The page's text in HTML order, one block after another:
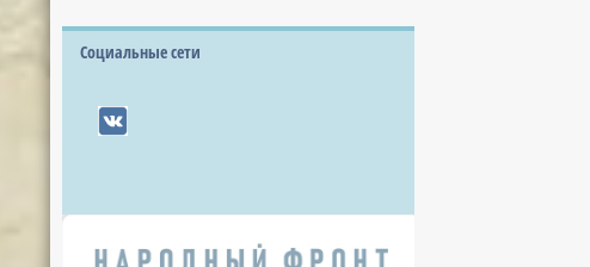
Социальные сети